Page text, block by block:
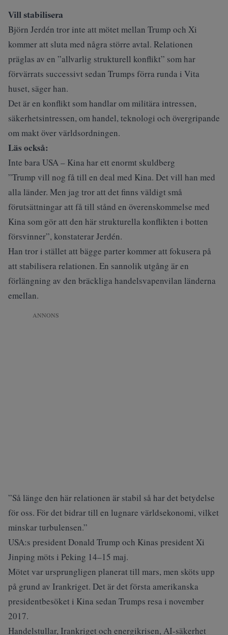
Vill stabilisera
Björn Jerdén tror inte att mötet mellan Trump och Xi
kommer att sluta med några större avtal. Relationen
präglas av en ”allvarlig strukturell konflikt” som har
förvärrats successivt sedan Trumps förra runda i Vita
huset, säger han.
Det är en konflikt som handlar om militära intressen,
säkerhetsintressen, om handel, teknologi och övergripande
om makt över världsordningen.
Läs också:
Inte bara USA – Kina har ett enormt skuldberg
”Trump vill nog få till en deal med Kina. Det vill han med
alla länder. Men jag tror att det finns väldigt små
förutsättningar att få till stånd en överenskommelse med
Kina som gör att den här strukturella konflikten i botten
försvinner”, konstaterar Jerdén.
Han tror i stället att bägge parter kommer att fokusera på
att stabilisera relationen. En sannolik utgång är en
förlängning av den bräckliga handelsvapenvilan länderna
emellan.
ANNONS
”Så länge den här relationen är stabil så har det betydelse
för oss. För det bidrar till en lugnare världsekonomi, vilket
minskar turbulensen.”
USA:s president Donald Trump och Kinas president Xi
Jinping möts i Peking 14–15 maj.
Mötet var ursprungligen planerat till mars, men sköts upp
på grund av Irankriget. Det är det första amerikanska
presidentbesöket i Kina sedan Trumps resa i november
2017.
Handelstullar, Irankriget och energikrisen, AI-säkerhet